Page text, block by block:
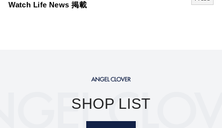
Watch Life News 掲載
SHOP LIST